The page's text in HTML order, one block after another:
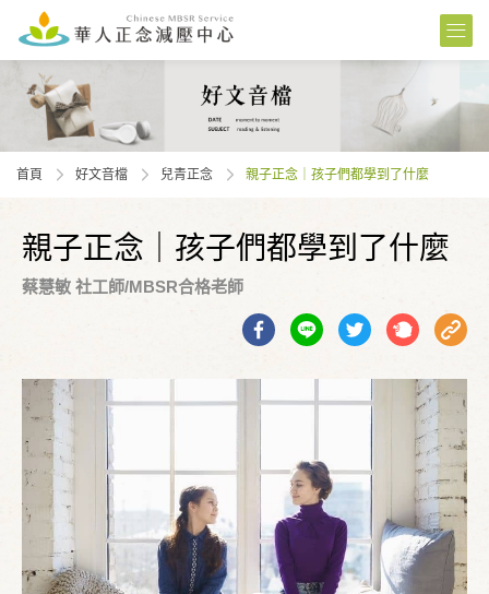
首頁 好文音檔 兒青正念 親子正念｜孩子們都學到了什麼
親子正念｜孩子們都學到了什麼
蔡慧敏 社工師/MBSR合格老師